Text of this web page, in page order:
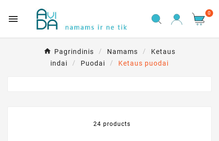

0
Pagrindinis Namams
Ketaus
indai
Puodai Ketaus puodai
24 products